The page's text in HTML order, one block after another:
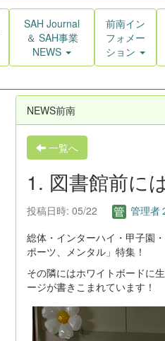
SAH Journal
＆ SAH事業
NEWS
前南イン
フォメー
ション
NEWS前南
一覧へ
1. 図書館前に
投稿日時: 05/22
管理者
総体・インターハイ・甲子園
ポーツ、メンタル」特集！
その隣にはホワイトボードに
ージが書きこまれています！